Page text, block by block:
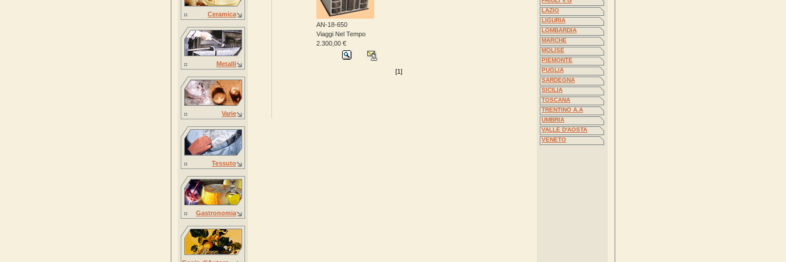
Ceramica
Metalli
Varie
Tessuto
Gastronomia
LAZIO
LIGURIA
LOMBARDIA
MARCHE
MOLISE
PIEMONTE
PUGLIA
SARDEGNA
SICILIA
TOSCANA
TRENTINO A.A
UMBRIA
VALLE D'AOSTA
VENETO
AN-18-650
Viaggi Nel Tempo
2.300,00 €
[1]